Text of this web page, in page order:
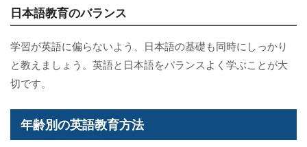
日本語教育のバランス
学習が英語に偏らないよう、日本語の基礎も同時にしっかり
と教えましょう。英語と日本語をバランスよく学ぶことが大
切です。
年齢別の英語教育方法